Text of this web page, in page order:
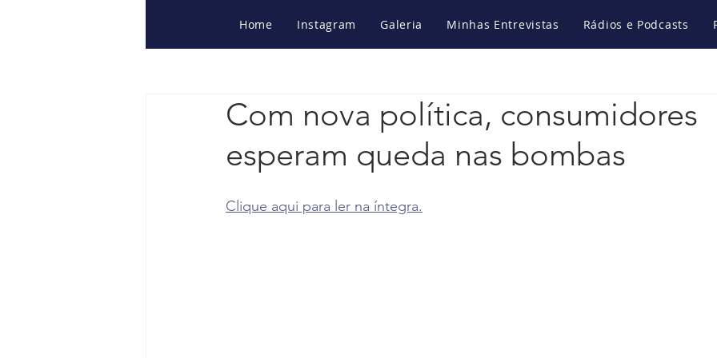
Home Instagram Galeria Minhas Entrevistas Rádios e Podcasts
Com nova política, consumidores
esperam queda nas bombas
Clique aqui para ler na íntegra.